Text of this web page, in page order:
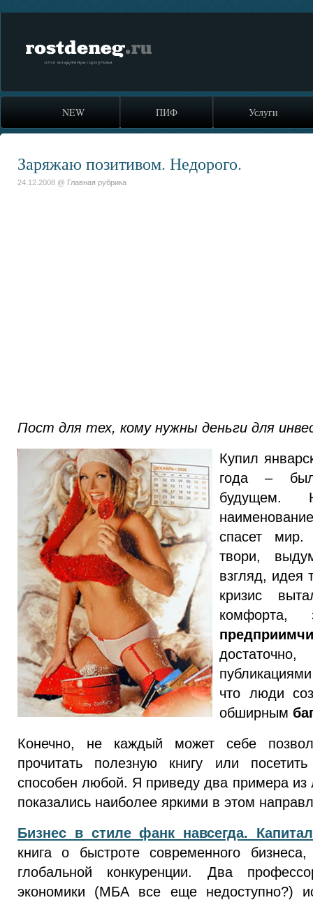
rostdeneg.ru
блог владимира горбунова
NEW ПИФ Услуги
Заряжаю позитивом. Недорого.
24.12.2008 @ Главная рубрика
Пост для тех, кому нужны деньги для
Купил
года –
будущем.
спасет
твори,
взгляд, идея
кризис
комфорта,
что люди
обширным
Конечно, не каждый может себе
прочитать полезную книгу или
способен любой. Я приведу два примера из
показались наиболее яркими в этом
Бизнес в стиле фанк навсегда.
книга о быстроте современного
глобальной конкуренции. Два
экономики (МБА все еще недоступно?)